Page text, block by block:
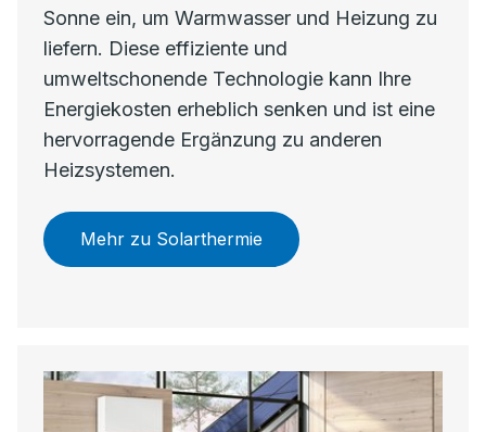
Sonne ein, um Warmwasser und Heizung zu
liefern. Diese effiziente und
umweltschonende Technologie kann Ihre
Energiekosten erheblich senken und ist eine
hervorragende Ergänzung zu anderen
Heizsystemen.
Mehr zu Solarthermie